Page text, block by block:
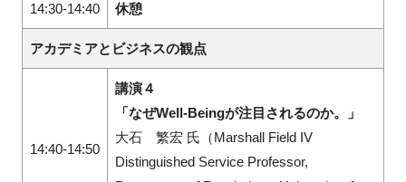
14:30-14:40 休憩
アカデミアとビジネスの観点
14:40-14:50
講演４
「なぜWell-Beingが注目されるのか。」
大石 繁宏 氏（Marshall Field IV
Distinguished Service Professor,